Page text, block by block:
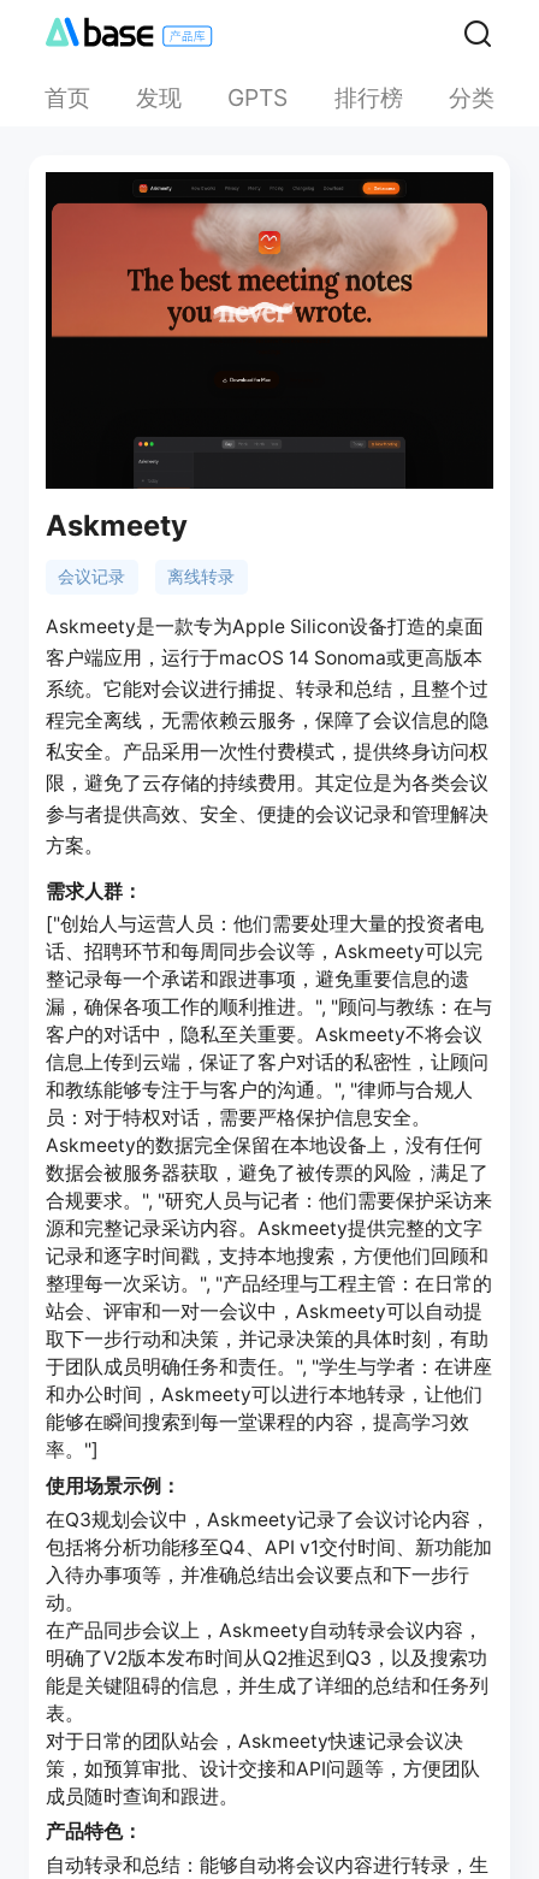
首页 发现 GPTS 排行榜 分类
Askmeety
会议记录 离线转录
Askmeety是一款专为Apple Silicon设备打造的桌面
客户端应用，运行于macOS 14 Sonoma或更高版本
系统。它能对会议进行捕捉、转录和总结，且整个过
程完全离线，无需依赖云服务，保障了会议信息的隐
私安全。产品采用一次性付费模式，提供终身访问权
限，避免了云存储的持续费用。其定位是为各类会议
参与者提供高效、安全、便捷的会议记录和管理解决
方案。
需求人群：
["创始人与运营人员：他们需要处理大量的投资者电
话、招聘环节和每周同步会议等，Askmeety可以完
整记录每一个承诺和跟进事项，避免重要信息的遗
漏，确保各项工作的顺利推进。", "顾问与教练：在与
客户的对话中，隐私至关重要。Askmeety不将会议
信息上传到云端，保证了客户对话的私密性，让顾问
和教练能够专注于与客户的沟通。", "律师与合规人
员：对于特权对话，需要严格保护信息安全。
Askmeety的数据完全保留在本地设备上，没有任何
数据会被服务器获取，避免了被传票的风险，满足了
合规要求。", "研究人员与记者：他们需要保护采访来
源和完整记录采访内容。Askmeety提供完整的文字
记录和逐字时间戳，支持本地搜索，方便他们回顾和
整理每一次采访。", "产品经理与工程主管：在日常的
站会、评审和一对一会议中，Askmeety可以自动提
取下一步行动和决策，并记录决策的具体时刻，有助
于团队成员明确任务和责任。", "学生与学者：在讲座
和办公时间，Askmeety可以进行本地转录，让他们
能够在瞬间搜索到每一堂课程的内容，提高学习效
率。"]
使用场景示例：
在Q3规划会议中，Askmeety记录了会议讨论内容，
包括将分析功能移至Q4、API v1交付时间、新功能加
入待办事项等，并准确总结出会议要点和下一步行
动。
在产品同步会议上，Askmeety自动转录会议内容，
明确了V2版本发布时间从Q2推迟到Q3，以及搜索功
能是关键阻碍的信息，并生成了详细的总结和任务列
表。
对于日常的团队站会，Askmeety快速记录会议决
策，如预算审批、设计交接和API问题等，方便团队
成员随时查询和跟进。
产品特色：
自动转录和总结：能够自动将会议内容进行转录，生